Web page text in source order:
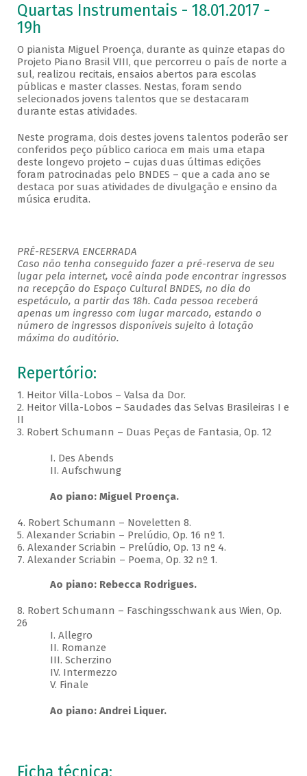
Quartas Instrumentais - 18.01.2017 -
19h
O pianista Miguel Proença, durante as quinze etapas do
Projeto Piano Brasil VIII, que percorreu o país de norte a
sul, realizou recitais, ensaios abertos para escolas
públicas e master classes. Nestas, foram sendo
selecionados jovens talentos que se destacaram
durante estas atividades.
Neste programa, dois destes jovens talentos poderão ser
conferidos peço público carioca em mais uma etapa
deste longevo projeto – cujas duas últimas edições
foram patrocinadas pelo BNDES – que a cada ano se
destaca por suas atividades de divulgação e ensino da
música erudita.
PRÉ-RESERVA ENCERRADA
Caso não tenha conseguido fazer a pré-reserva de seu
lugar pela internet, você ainda pode encontrar ingressos
na recepção do Espaço Cultural BNDES, no dia do
espetáculo, a partir das 18h. Cada pessoa receberá
apenas um ingresso com lugar marcado, estando o
número de ingressos disponíveis sujeito à lotação
máxima do auditório.
Repertório:
1. Heitor Villa-Lobos – Valsa da Dor.
2. Heitor Villa-Lobos – Saudades das Selvas Brasileiras I e
II
3. Robert Schumann – Duas Peças de Fantasia, Op. 12
I. Des Abends
II. Aufschwung
Ao piano: Miguel Proença.
4. Robert Schumann – Noveletten 8.
5. Alexander Scriabin – Prelúdio, Op. 16 nº 1.
6. Alexander Scriabin – Prelúdio, Op. 13 nº 4.
7. Alexander Scriabin – Poema, Op. 32 nº 1.
Ao piano: Rebecca Rodrigues.
8. Robert Schumann – Faschingsschwank aus Wien, Op.
26
I. Allegro
II. Romanze
III. Scherzino
IV. Intermezzo
V. Finale
Ao piano: Andrei Liquer.